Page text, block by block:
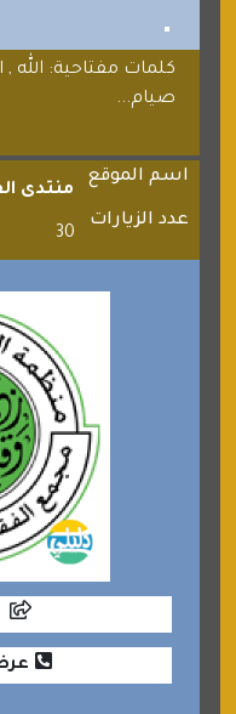
كلمات مفتاحية: الله ,
صيام...
اسم الموقع
منتدى
عدد الزيارات
30